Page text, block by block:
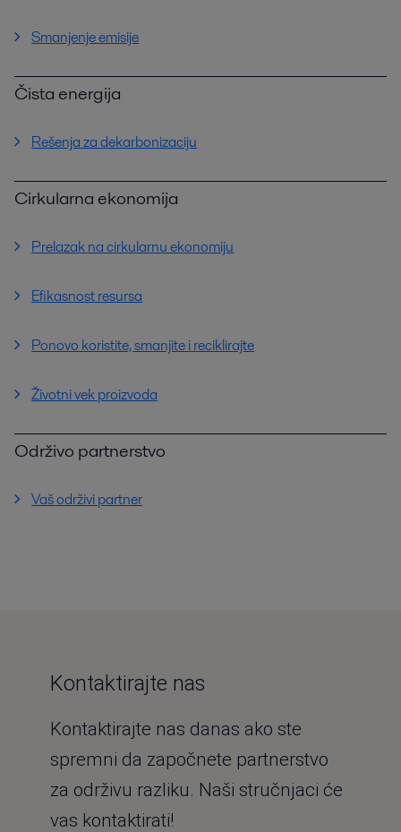
Smanjenje emisije
Čista energija
Rešenja za dekarbonizaciju
Cirkularna ekonomija
Prelazak na cirkularnu ekonomiju
Efikasnost resursa
Ponovo koristite, smanjite i reciklirajte
Životni vek proizvoda
Održivo partnerstvo
Vaš održivi partner
Kontaktirajte nas
Kontaktirajte nas danas ako ste
spremni da započnete partnerstvo
za održivu razliku. Naši stručnjaci će
vas kontaktirati!